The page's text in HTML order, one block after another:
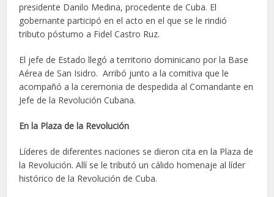
presidente Danilo Medina, procedente de Cuba. El
gobernante participó en el acto en el que se le rindió
tributo póstumo a Fidel Castro Ruz.
El jefe de Estado llegó a territorio dominicano por la Base
Aérea de San Isidro. Arribó junto a la comitiva que le
acompañó a la ceremonia de despedida al Comandante en
Jefe de la Revolución Cubana.
En la Plaza de la Revolución
Líderes de diferentes naciones se dieron cita en la Plaza de
la Revolución. Allí se le tributó un cálido homenaje al líder
histórico de la Revolución de Cuba.